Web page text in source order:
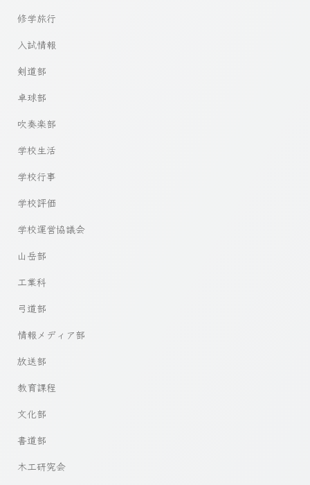
修学旅行
入試情報
剣道部
卓球部
吹奏楽部
学校生活
学校行事
学校評価
学校運営協議会
山岳部
工業科
弓道部
情報メディア部
放送部
教育課程
文化部
書道部
木工研究会